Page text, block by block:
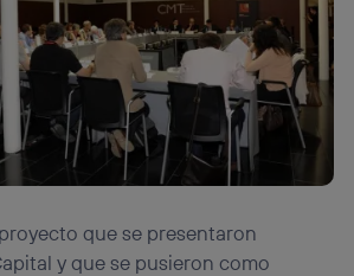
que se presentaron
y que se pusieron como